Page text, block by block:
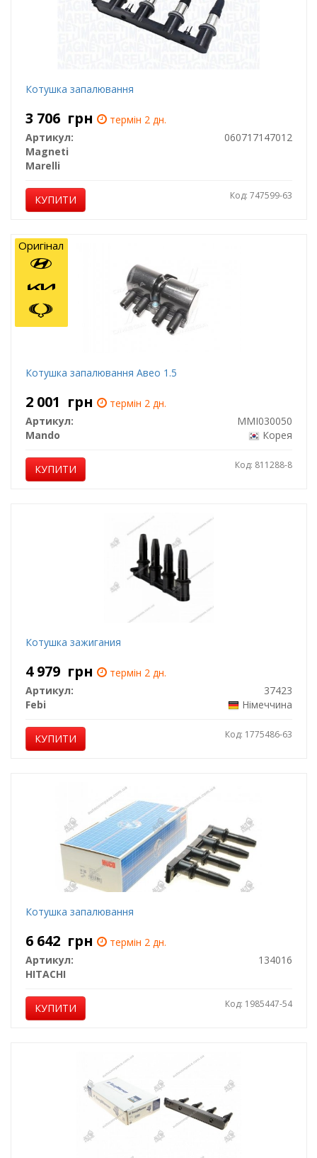
Котушка запалювання
3 706 грн
термін 2 дн.
Артикул:
060717147012
Magneti
Marelli
КУПИТИ Код: 747599-63
Котушка запалювання Авео 1.5
2 001 грн
термін 2 дн.
Артикул:
MMI030050
Mando
Корея
КУПИТИ Код: 811288-8
Оригінал
Котушка зажигания
4 979 грн
термін 2 дн.
Артикул:
37423
Febi
Німеччина
КУПИТИ Код: 1775486-63
Котушка запалювання
6 642 грн
термін 2 дн.
Артикул:
134016
HITACHI
КУПИТИ Код: 1985447-54